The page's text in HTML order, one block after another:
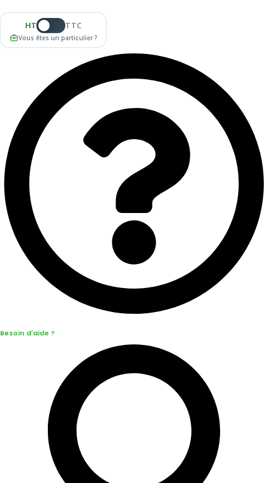
HT TTC
Vous êtes un particulier ?
Besoin d'aide ?